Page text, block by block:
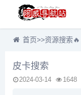
首页>>资源搜索🔥
皮卡搜索
2024-03-14 1648